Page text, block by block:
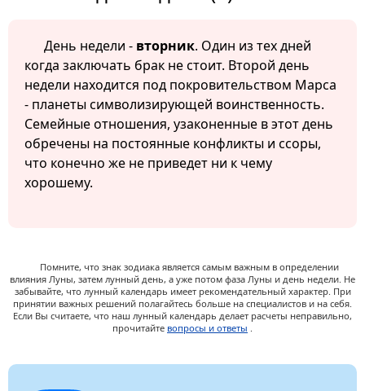
День недели - вторник. Один из тех дней
когда заключать брак не стоит. Второй день
недели находится под покровительством Марса
- планеты символизирующей воинственность.
Семейные отношения, узаконенные в этот день
обречены на постоянные конфликты и ссоры,
что конечно же не приведет ни к чему
хорошему.
Помните, что знак зодиака является самым важным в определении
влияния Луны, затем лунный день, а уже потом фаза Луны и день недели. Не
забывайте, что лунный календарь имеет рекомендательный характер. При
принятии важных решений полагайтесь больше на специалистов и на себя.
Если Вы считаете, что наш лунный календарь делает расчеты неправильно,
прочитайте вопросы и ответы .